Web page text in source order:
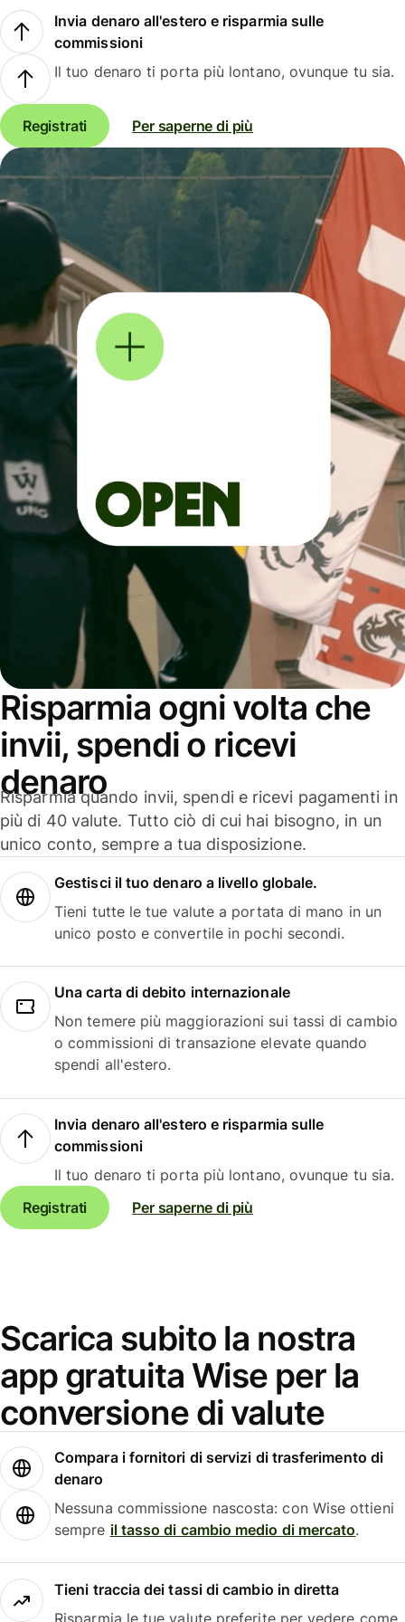
Invia denaro all'estero e risparmia sulle
commissioni
Il tuo denaro ti porta più lontano, ovunque tu sia.
Registrati Per saperne di più
Risparmia ogni volta che
invii, spendi o ricevi
denaro
Risparmia quando invii, spendi e ricevi pagamenti in
più di 40 valute. Tutto ciò di cui hai bisogno, in un
unico conto, sempre a tua disposizione.
Gestisci il tuo denaro a livello globale.
Tieni tutte le tue valute a portata di mano in un
unico posto e convertile in pochi secondi.
Una carta di debito internazionale
Non temere più maggiorazioni sui tassi di cambio
o commissioni di transazione elevate quando
spendi all'estero.
Invia denaro all'estero e risparmia sulle
commissioni
Il tuo denaro ti porta più lontano, ovunque tu sia.
Registrati
Per saperne di più
Scarica subito la nostra
app gratuita Wise per la
conversione di valute
Compara i fornitori di servizi di trasferimento di
denaro
Nessuna commissione nascosta: con Wise ottieni
sempre il tasso di cambio medio di mercato.
Tieni traccia dei tassi di cambio in diretta
Risparmia le tue valute preferite per vedere come